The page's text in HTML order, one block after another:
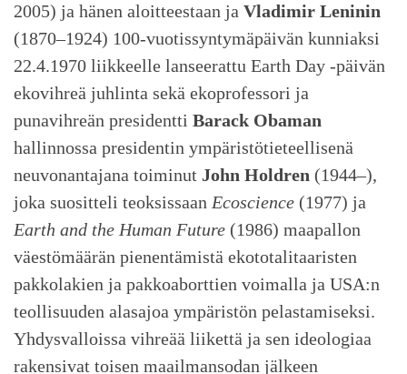
2005) ja hänen aloitteestaan ja Vladimir Leninin
(1870–1924) 100-vuotissyntymäpäivän kunniaksi
22.4.1970 liikkeelle lanseerattu Earth Day -päivän
ekovihreä juhlinta sekä ekoprofessori ja
punavihreän presidentti Barack Obaman
hallinnossa presidentin ympäristötieteellisenä
neuvonantajana toiminut John Holdren (1944–),
joka suositteli teoksissaan Ecoscience (1977) ja
Earth and the Human Future (1986) maapallon
väestömäärän pienentämistä ekototalitaaristen
pakkolakien ja pakkoaborttien voimalla ja USA:n
teollisuuden alasajoa ympäristön pelastamiseksi.
Yhdysvalloissa vihreää liikettä ja sen ideologiaa
rakensivat toisen maailmansodan jälkeen